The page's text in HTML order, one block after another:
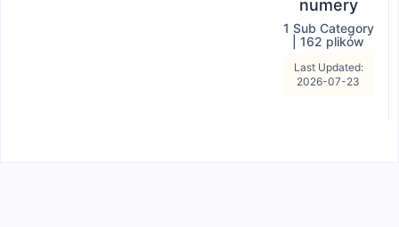
numery
1 Sub Category
162 plików
Last Updated:
2026-07-23